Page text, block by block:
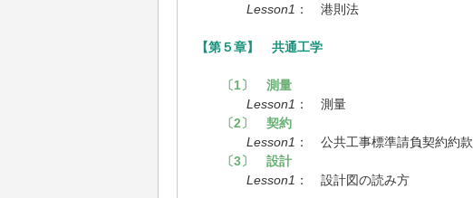
Lesson1 ： 港則法
【第５章】 共通工学
〔1〕 測量
Lesson1 ： 測量
〔2〕 契約
Lesson1 ： 公共工事標準請負契約約款
〔3〕 設計
Lesson1 ： 設計図の読み方